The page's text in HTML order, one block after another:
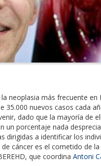
la neoplasia más frecuente
35.000 nuevos casos cada
dado que la mayoría de
un porcentaje nada
dirigidas a identificar los
cáncer es el cometido de
que coordina Antoni